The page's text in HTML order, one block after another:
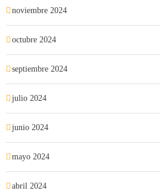
noviembre 2024
octubre 2024
septiembre 2024
julio 2024
junio 2024
mayo 2024
abril 2024